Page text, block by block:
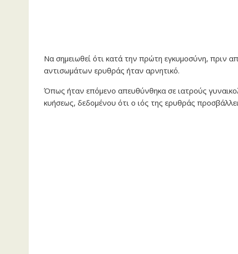
Να σημειωθεί ότι κατά την πρώτη εγκυμοσύνη, πριν
αντισωμάτων ερυθράς ήταν αρνητικό.
Όπως ήταν επόμενο απευθύνθηκα σε ιατρούς
κυήσεως, δεδομένου ότι ο ιός της ερυθράς